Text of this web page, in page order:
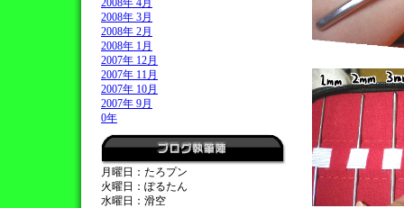
2008年 4月
2008年 3月
2008年 2月
2008年 1月
2007年 12月
2007年 11月
2007年 10月
2007年 9月
0年
月曜日：たろプン
火曜日：ぽるたん
水曜日：滑空